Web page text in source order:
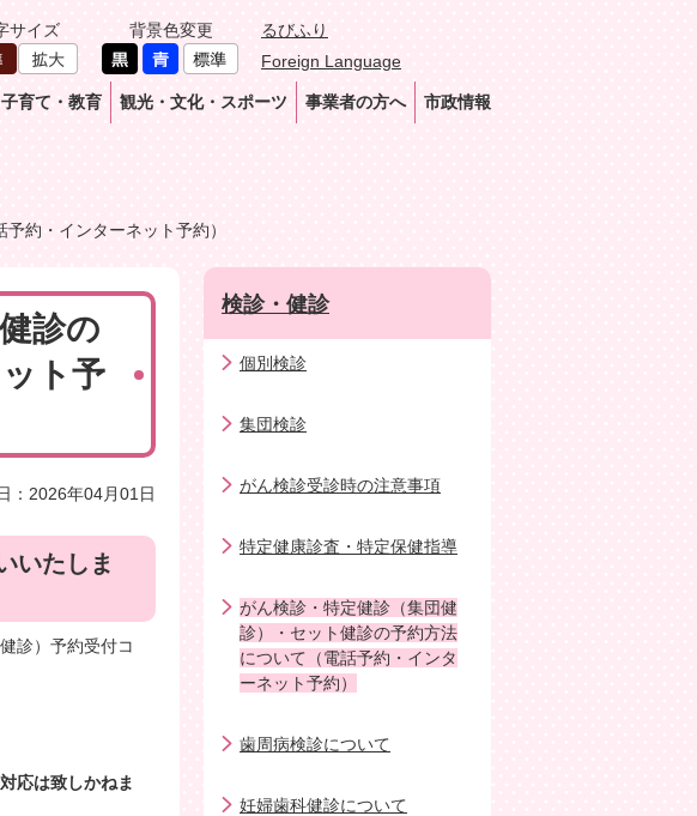
サイズ 背景色変更
るびふり
Foreign Language
子育て・教育 観光・文化・スポーツ 事業者の方へ 市政情報
約・インターネット予約）
診の
ト予
：2026年04月01日
いたしま
診）予約受付コ
応は致しかねま
検診・健診
個別検診
集団検診
がん検診受診時の注意事項
特定健康診査・特定保健指導
がん検診・特定健診（集団健
診）・セット健診の予約方法
について（電話予約・インタ
ーネット予約）
歯周病検診について
妊婦歯科健診について